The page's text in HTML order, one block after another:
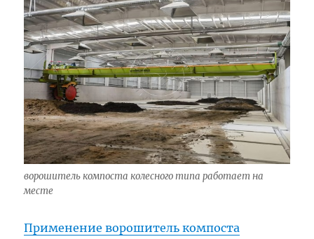
ворошитель компоста колесного типа работает на
месте
Применение ворошитель компоста